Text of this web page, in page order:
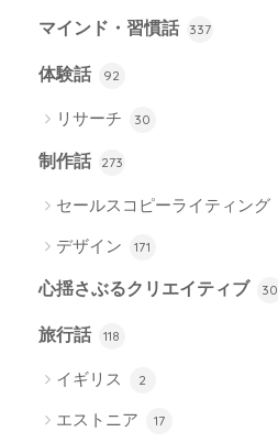
マインド・習慣話 337
体験話 92
リサーチ 30
制作話 273
セールスコピーライティング
デザイン 171
心揺さぶるクリエイティブ 30
旅行話 118
イギリス 2
エストニア 17